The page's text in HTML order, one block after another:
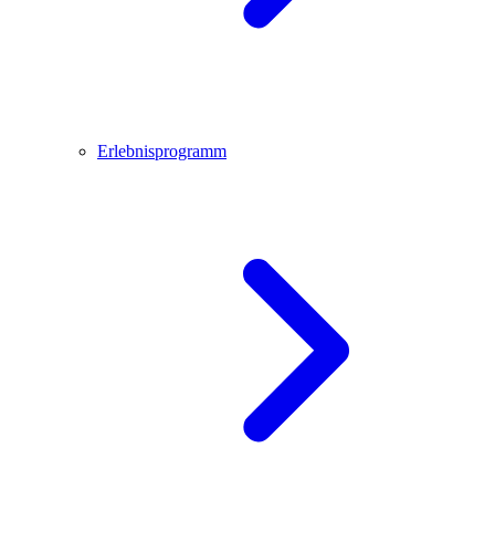
Erlebnisprogramm